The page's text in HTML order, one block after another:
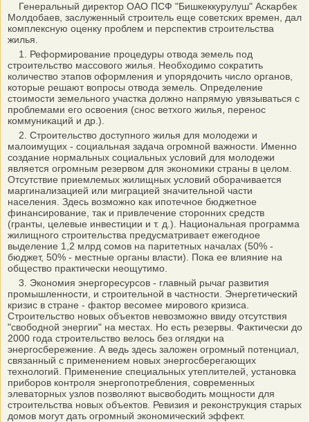
Генеральный директор ОАО ПСФ "Бишкеккурулуш" Аскарбек
Молдобаев, заслуженный строитель еще советских времен, дал
комплексную оценку проблем и перспектив строительства
жилья.
1. Реформирование процедуры отвода земель под
строительство массового жилья. Необходимо сократить
количество этапов оформления и упорядочить число органов,
которые решают вопросы отвода земель. Определение
стоимости земельного участка должно напрямую увязываться с
проблемами его освоения (снос ветхого жилья, перенос
коммуникаций и др.).
2. Строительство доступного жилья для молодежи и
малоимущих - социальная задача огромной важности. Именно
создание нормальных социальных условий для молодежи
является огромным резервом для экономики страны в целом.
Отсутствие приемлемых жилищных условий оборачивается
маргинализацией или миграцией значительной части
населения. Здесь возможно как ипотечное бюджетное
финансирование, так и привлечение сторонних средств
(гранты, целевые инвестиции и т. д.). Национальная программа
жилищного строительства предусматривает ежегодное
выделение 1,2 млрд сомов на паритетных началах (50% -
бюджет, 50% - местные органы власти). Пока ее влияние на
общество практически неощутимо.
3. Экономия энергоресурсов - главный рычаг развития
промышленности, и строительной в частности. Энергетический
кризис в стране - фактор весомее мирового кризиса.
Строительство новых объектов невозможно ввиду отсутствия
"свободной энергии" на местах. Но есть резервы. Фактически до
2000 года строительство велось без оглядки на
энергосбережение. А ведь здесь заложен огромный потенциал,
связанный с применением новых энергосберегающих
технологий. Применение специальных утеплителей, установка
приборов контроля энергопотребления, современных
элеваторных узлов позволяют высвободить мощности для
строительства новых объектов. Ревизия и реконструкция старых
домов могут дать огромный экономический эффект.